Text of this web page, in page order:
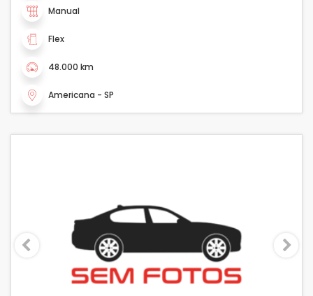
Manual
Flex
48.000 km
Americana - SP